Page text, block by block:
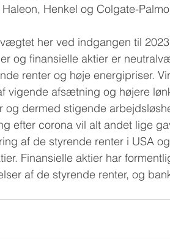
Henkel og Colgate-
her ved indgangen til
og finansielle aktier er
renter og høje energipriser.
vigende afsætning og højere
og dermed stigende
efter corona vil alt andet lige
af de styrende renter i USA
Finansielle aktier har
af de styrende renter, og